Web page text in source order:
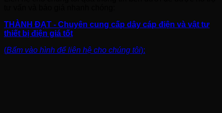
THÀNH ĐẠT - Chuyên cung cấp dây cáp điện và vật tư
thiết bị điện giá tốt
(Bấm vào hình để liên hệ cho chúng tôi):